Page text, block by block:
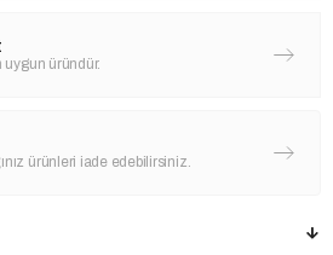
uygun üründür.
ürünleri iade edebilirsiniz.